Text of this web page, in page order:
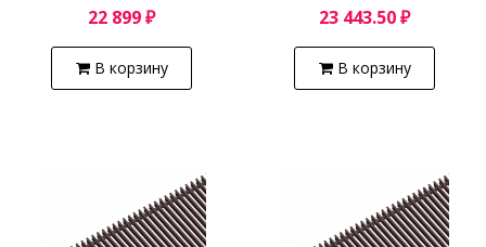
22 899 ₽
В корзину
23 443.50 ₽
В корзину